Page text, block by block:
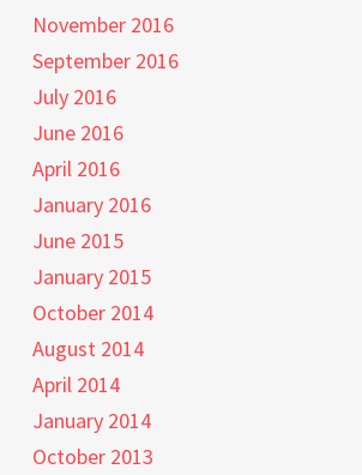
November 2016
September 2016
July 2016
June 2016
April 2016
January 2016
June 2015
January 2015
October 2014
August 2014
April 2014
January 2014
October 2013